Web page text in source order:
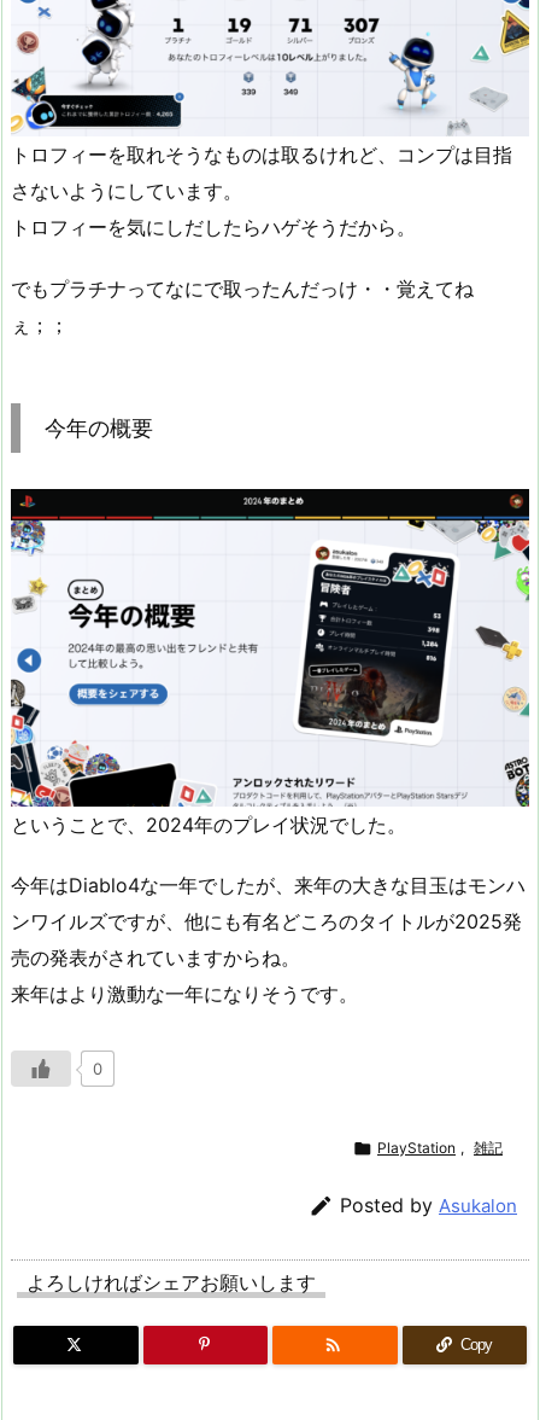
トロフィーを取れそうなものは取るけれど、コンプは目指
さないようにしています。
トロフィーを気にしだしたらハゲそうだから。
でもプラチナってなにで取ったんだっけ・・覚えてね
ぇ；；
今年の概要
ということで、2024年のプレイ状況でした。
今年はDiablo4な一年でしたが、来年の大きな目玉はモンハ
ンワイルズですが、他にも有名どころのタイトルが2025発
売の発表がされていますからね。
来年はより激動な一年になりそうです。
0
 PlayStation , 雑記
 Posted by Asukalon
よろしければシェアお願いします
 Copy